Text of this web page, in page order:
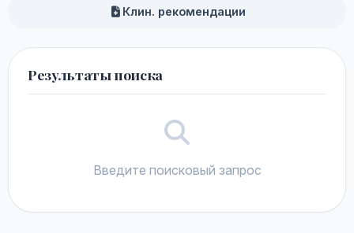
Клин. рекомендации
Результаты поиска
Введите поисковый запрос